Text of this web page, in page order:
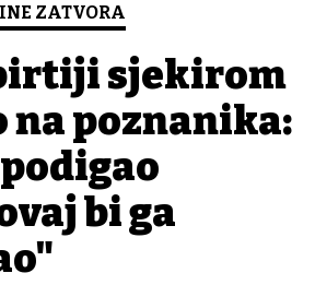
ZATVORA
sjekirom
na poznanika:
bi ga